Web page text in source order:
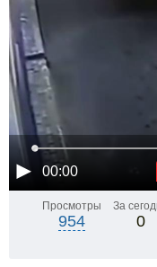
00:00
Просмотры
954
За
0